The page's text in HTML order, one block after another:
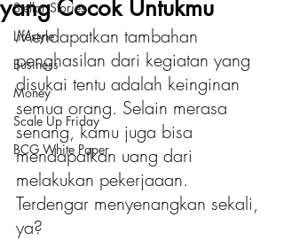
Stellar Stories
Lifestyle
Business
Money
Scale Up Friday
BCG White Paper
yang Cocok Untukmu
Mendapatkan tambahan
penghasilan dari kegiatan yang
disukai tentu adalah keinginan
semua orang. Selain merasa
senang, kamu juga bisa
mendapatkan uang dari
melakukan pekerjaaan.
Terdengar menyenangkan sekali,
ya?